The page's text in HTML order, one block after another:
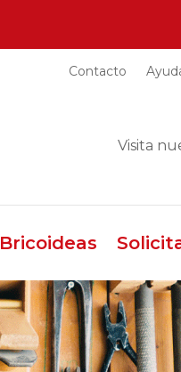
Contacto
Visita
Bricoideas